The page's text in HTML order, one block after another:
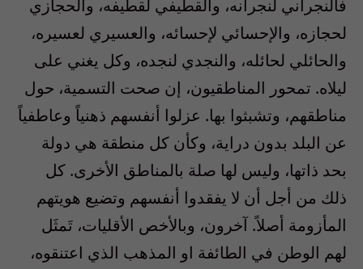
فالنجراني لنجرانه، والقطيفي لقطيفه، والحجازي
لحجازه، والإحسائي لإحسائه، والعسيري لعسيره،
والحائلي لحائله، والنجدي لنجده، وكل يغني على
ليلاه. تمحور المناطقيون، إن صحت التسمية، حول
مناطقهم، وتشبثوا بها. عزلوا أنفسهم ذهنياً وعاطفياً
عن البلد بدون دراية، وكأن كل منطقة هي دولة
بحد ذاتها، وليس لها صلة بالمناطق الأخرى. كل
ذلك من أجل أن لا يفقدوا أنفسهم وتضيع هويتهم
المأزومة أصلاً. آخرون، وبالأخص الأقليات، تَمثَل
لهم الوطن في الطائفة او المذهب الذي اعتنقوه،